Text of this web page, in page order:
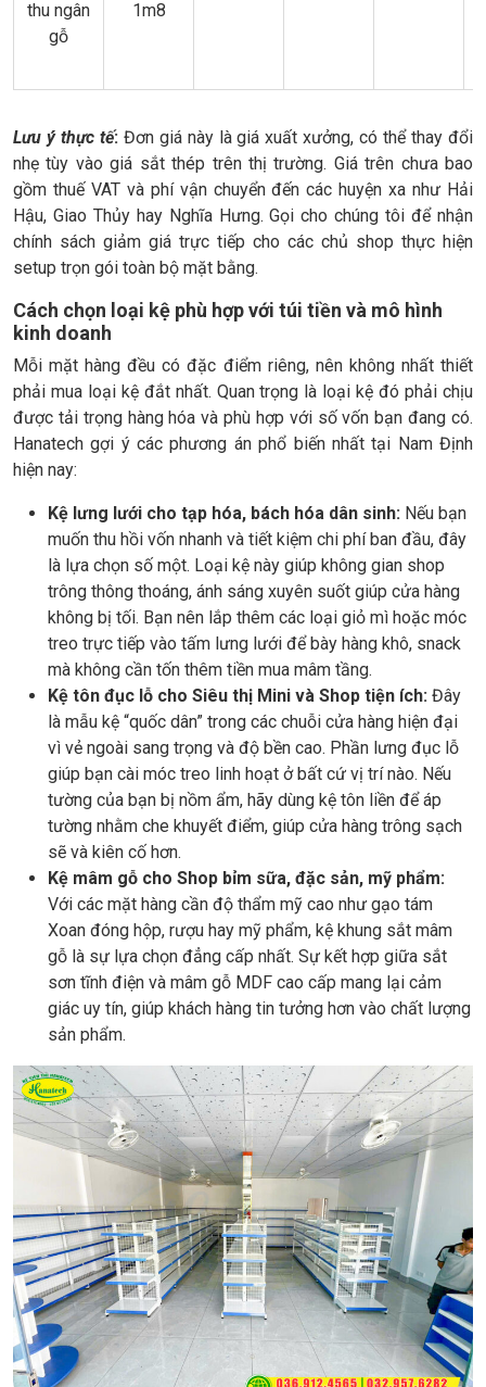
thu ngân
gỗ
1m8
Lưu ý thực tế:Đơn giá này là giá xuất xưởng, có thể thay đổi
nhẹ tùy vào giá sắt thép trên thị trường. Giá trên chưa bao
gồm thuế VAT và phí vận chuyển đến các huyện xa như Hải
Hậu, Giao Thủy hay Nghĩa Hưng. Gọi cho chúng tôi để nhận
chính sách giảm giá trực tiếp cho các chủ shop thực hiện
setup trọn gói toàn bộ mặt bằng.
Cách chọn loại kệ phù hợp với túi tiền và mô hình
kinh doanh
Mỗi mặt hàng đều có đặc điểm riêng, nên không nhất thiết
phải mua loại kệ đắt nhất. Quan trọng là loại kệ đó phải chịu
được tải trọng hàng hóa và phù hợp với số vốn bạn đang có.
Hanatech gợi ý các phương án phổ biến nhất tại Nam Định
hiện nay:
Kệ lưng lưới cho tạp hóa, bách hóa dân sinh: Nếu bạn
muốn thu hồi vốn nhanh và tiết kiệm chi phí ban đầu, đây
là lựa chọn số một. Loại kệ này giúp không gian shop
trông thông thoáng, ánh sáng xuyên suốt giúp cửa hàng
không bị tối. Bạn nên lắp thêm các loại giỏ mì hoặc móc
treo trực tiếp vào tấm lưng lưới để bày hàng khô, snack
mà không cần tốn thêm tiền mua mâm tầng.
Kệ tôn đục lỗ cho Siêu thị Mini và Shop tiện ích: Đây
là mẫu kệ “quốc dân” trong các chuỗi cửa hàng hiện đại
vì vẻ ngoài sang trọng và độ bền cao. Phần lưng đục lỗ
giúp bạn cài móc treo linh hoạt ở bất cứ vị trí nào. Nếu
tường của bạn bị nồm ẩm, hãy dùng kệ tôn liền để áp
tường nhằm che khuyết điểm, giúp cửa hàng trông sạch
sẽ và kiên cố hơn.
Kệ mâm gỗ cho Shop bỉm sữa, đặc sản, mỹ phẩm:
Với các mặt hàng cần độ thẩm mỹ cao như gạo tám
Xoan đóng hộp, rượu hay mỹ phẩm, kệ khung sắt mâm
gỗ là sự lựa chọn đẳng cấp nhất. Sự kết hợp giữa sắt
sơn tĩnh điện và mâm gỗ MDF cao cấp mang lại cảm
giác uy tín, giúp khách hàng tin tưởng hơn vào chất lượng
sản phẩm.